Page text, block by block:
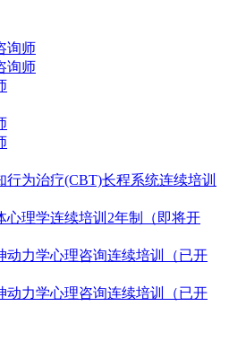
询师
询师
行为治疗(CBT)长程系统连续培训
心理学连续培训2年制（即将开
动力学心理咨询连续培训（已开
动力学心理咨询连续培训（已开